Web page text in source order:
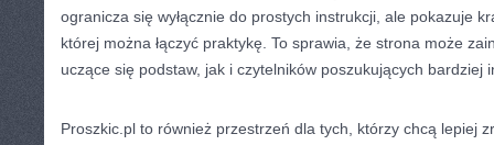
ogranicza się wyłącznie do prostych instrukcji, ale pokazuje
której można łączyć praktykę. To sprawia, że strona może
uczące się podstaw, jak i czytelników poszukujących bardziej
Proszkic.pl to również przestrzeń dla tych, którzy chcą lepiej